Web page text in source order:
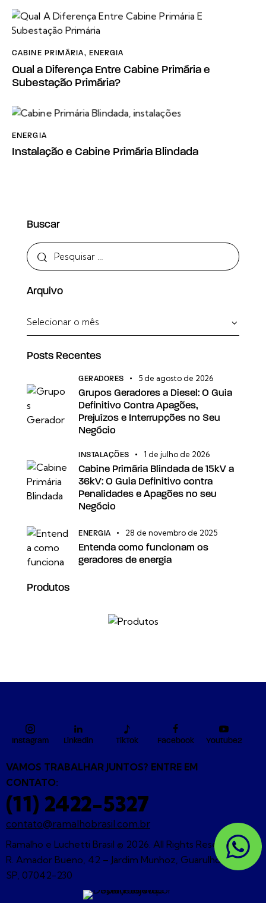
CABINE PRIMÁRIA, ENERGIA
Qual a Diferença Entre Cabine Primária e
Subestação Primária?
ENERGIA
Instalação e Cabine Primária Blindada
Buscar
Arquivo
Posts Recentes
GERADORES 5 de agosto de 2026
Grupos Geradores a Diesel: O Guia
Definitivo Contra Apagões,
Prejuízos e Interrupções no Seu
Negócio
INSTALAÇÕES 1 de julho de 2026
Cabine Primária Blindada de 15kV a
36kV: O Guia Definitivo contra
Penalidades e Apagões no seu
Negócio
ENERGIA 28 de novembro de 2025
Entenda como funcionam os
geradores de energia
Produtos
Instagram Linkedin TikTok Facebook Youtube2
VAMOS TRABALHAR JUNTOS? ENTRE EM
CONTATO:
(11) 2422-5327
contato@ramalhobrasil.com.br
Ramalho e Luchetti Brasil © 2026. All Rights Reserved. |
R. Amador Bueno, 42 – Jardim Munhoz, Guarulhos –
SP, 07042-230